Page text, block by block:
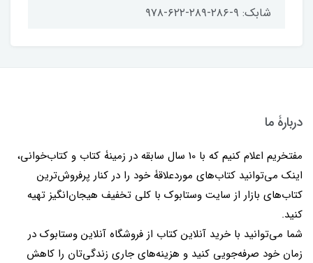
شابک: ۹-۲۸۶-۲۸۹-۶۲۲-۹۷۸
دربارۀ ما
مفتخریم اعلام کنیم که با 10 سال سابقه در زمینۀ کتاب و کتاب‌خوانی،
اینک می‌توانید کتاب‌های موردعلاقۀ خود را در کنار پرفروش‌ترین
کتاب‌های بازار از سایت وستابوک با کلی تخفیف هیجان‌انگیز تهیه
کنید.
شما می‌توانید با خرید آنلاین کتاب از فروشگاه آنلاین وستابوک در
زمان خود صرفه‌جویی کنید و هزینه‌های جاری زندگی‌تان را کاهش